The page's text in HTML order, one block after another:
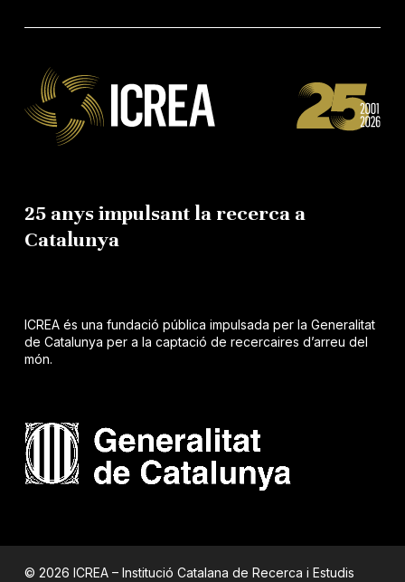
25 anys impulsant la recerca a
Catalunya
ICREA és una fundació pública impulsada per la Generalitat
de Catalunya per a la captació de recercaires d’arreu del
món.
© 2026 ICREA – Institució Catalana de Recerca i Estudis